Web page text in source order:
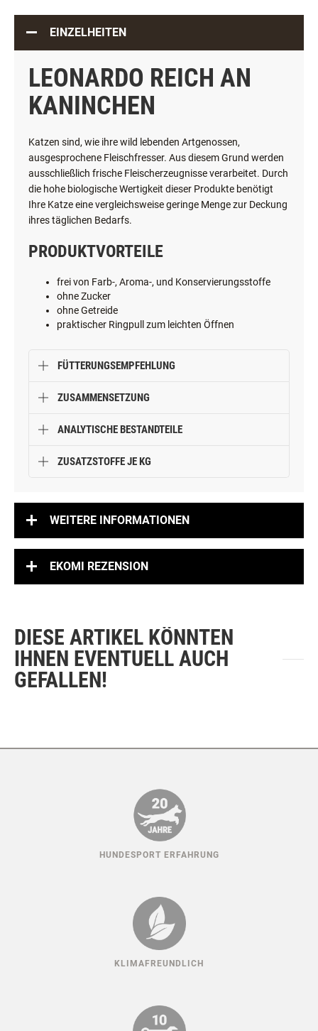
EINZELHEITEN
LEONARDO REICH AN
KANINCHEN
Katzen sind, wie ihre wild lebenden Artgenossen,
ausgesprochene Fleischfresser. Aus diesem Grund werden
ausschließlich frische Fleischerzeugnisse verarbeitet. Durch
die hohe biologische Wertigkeit dieser Produkte benötigt
Ihre Katze eine vergleichsweise geringe Menge zur Deckung
ihres täglichen Bedarfs.
PRODUKTVORTEILE
frei von Farb-, Aroma-, und Konservierungsstoffe
ohne Zucker
ohne Getreide
praktischer Ringpull zum leichten Öffnen
FÜTTERUNGSEMPFEHLUNG
ZUSAMMENSETZUNG
ANALYTISCHE BESTANDTEILE
ZUSATZSTOFFE JE KG
WEITERE INFORMATIONEN
EKOMI REZENSION
DIESE ARTIKEL KÖNNTEN
IHNEN EVENTUELL AUCH
GEFALLEN!
HUNDESPORT ERFAHRUNG
KLIMAFREUNDLICH